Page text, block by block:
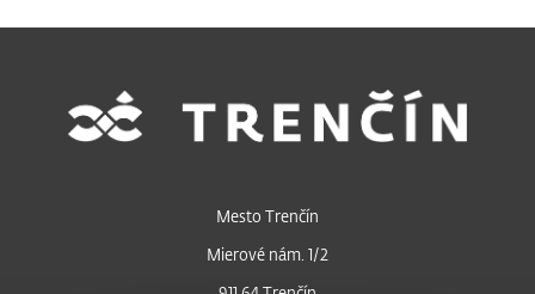
Mesto Trenčín
Mierové nám. 1/2